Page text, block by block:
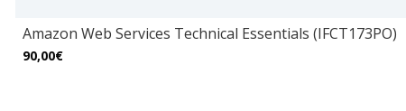
Amazon Web Services Technical Essentials (IFCT173PO)
90,00€